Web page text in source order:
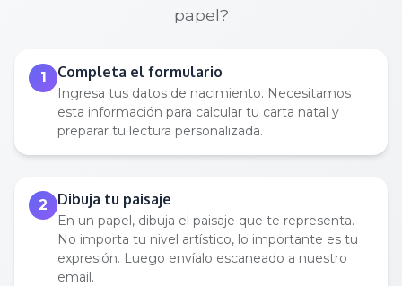
papel?
1 Completa el formulario
Ingresa tus datos de nacimiento. Necesitamos
esta información para calcular tu carta natal y
preparar tu lectura personalizada.
2 Dibuja tu paisaje
En un papel, dibuja el paisaje que te representa.
No importa tu nivel artístico, lo importante es tu
expresión. Luego envíalo escaneado a nuestro
email.